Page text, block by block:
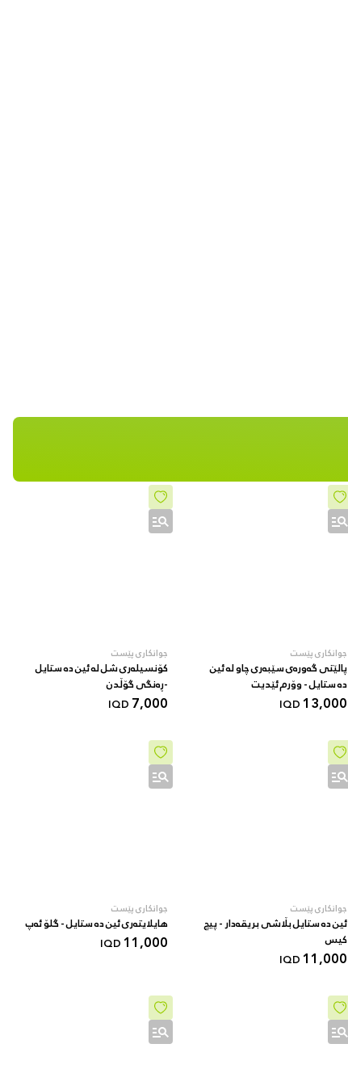
جوانکاری پێست
پالێتی گەورەی سێبەری چاو لە ئین
دە ستایل - وۆرم ئێدیت
13,000
IQD
جوانکاری پێست
کۆنسیلەری شل لە ئین دە ستایل
-ڕەنگی گۆڵدن
7,000
IQD
جوانکاری پێست
ئین دە ستایل بڵاشی بریقەدار - پیچ
کیس
11,000
IQD
جوانکاری پێست
هایلایتەری ئین دە ستایل - گلۆ ئەپ
11,000
IQD